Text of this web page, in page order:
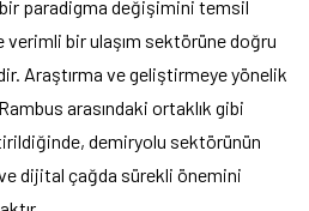
paradigma değişimini temsil
bir ulaşım sektörüne doğru
Araştırma ve geliştirmeye yönelik
arasındaki ortaklık gibi
demiryolu sektörünün
dijital çağda sürekli önemini